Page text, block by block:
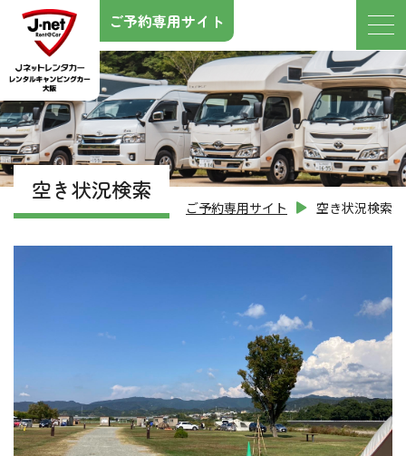
ご予約専用サイト
空き状況検索
ご予約専用サイト 空き状況検索